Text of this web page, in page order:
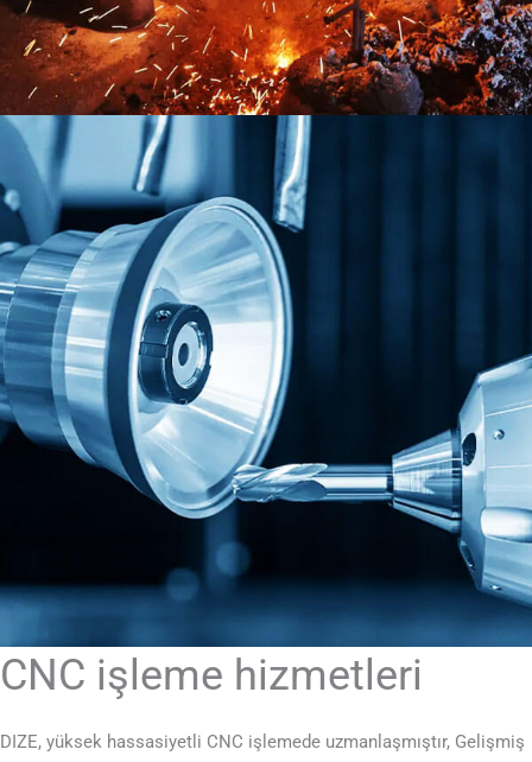
CNC işleme hizmetleri
DIZE, yüksek hassasiyetli CNC işlemede uzmanlaşmıştır, Gelişmiş